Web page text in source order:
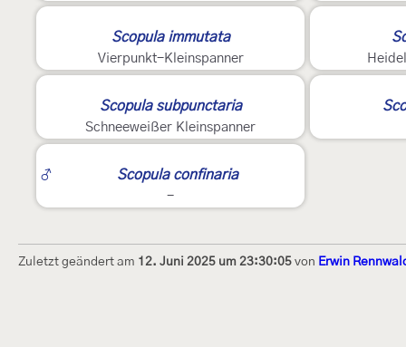
Scopula immutata
Vierpunkt-Kleinspanner
Scopula subpunctaria
Schneeweißer Kleinspanner
♂
Scopula confinaria
-
Zuletzt geändert am 12. Juni 2025 um 23:30:05 von Erwin